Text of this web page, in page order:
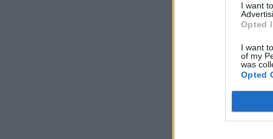
I want
Opted
I want
of my
was
Opted